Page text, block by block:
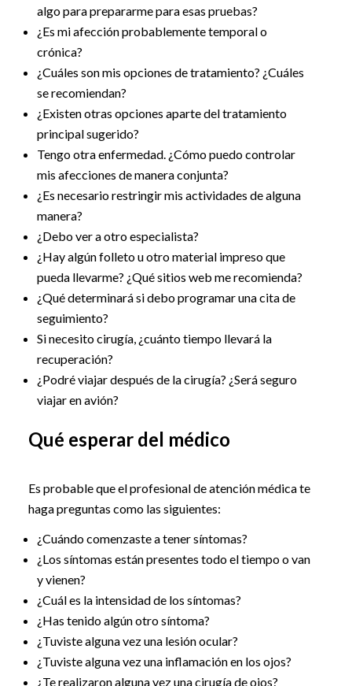
algo para prepararme para esas pruebas?
¿Es mi afección probablemente temporal o
crónica?
¿Cuáles son mis opciones de tratamiento? ¿Cuáles
se recomiendan?
¿Existen otras opciones aparte del tratamiento
principal sugerido?
Tengo otra enfermedad. ¿Cómo puedo controlar
mis afecciones de manera conjunta?
¿Es necesario restringir mis actividades de alguna
manera?
¿Debo ver a otro especialista?
¿Hay algún folleto u otro material impreso que
pueda llevarme? ¿Qué sitios web me recomienda?
¿Qué determinará si debo programar una cita de
seguimiento?
Si necesito cirugía, ¿cuánto tiempo llevará la
recuperación?
¿Podré viajar después de la cirugía? ¿Será seguro
viajar en avión?
Qué esperar del médico
Es probable que el profesional de atención médica te
haga preguntas como las siguientes:
¿Cuándo comenzaste a tener síntomas?
¿Los síntomas están presentes todo el tiempo o van
y vienen?
¿Cuál es la intensidad de los síntomas?
¿Has tenido algún otro síntoma?
¿Tuviste alguna vez una lesión ocular?
¿Tuviste alguna vez una inflamación en los ojos?
¿Te realizaron alguna vez una cirugía de ojos?